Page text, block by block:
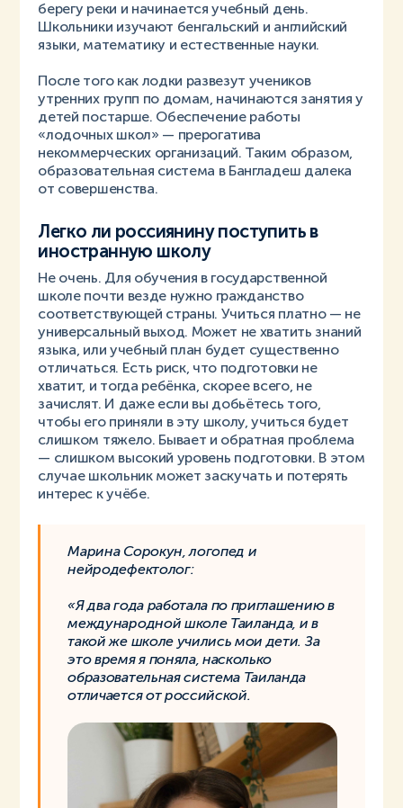
берегу реки и начинается учебный день.
Школьники изучают бенгальский и английский
языки, математику и естественные науки.
После того как лодки развезут учеников
утренних групп по домам, начинаются занятия у
детей постарше. Обеспечение работы
«лодочных школ» — прерогатива
некоммерческих организаций. Таким образом,
образовательная система в Бангладеш далека
от совершенства.
Легко ли россиянину поступить в
иностранную школу
Не очень. Для обучения в государственной
школе почти везде нужно гражданство
соответствующей страны. Учиться платно — не
универсальный выход. Может не хватить знаний
языка, или учебный план будет существенно
отличаться. Есть риск, что подготовки не
хватит, и тогда ребёнка, скорее всего, не
зачислят. И даже если вы добьётесь того,
чтобы его приняли в эту школу, учиться будет
слишком тяжело. Бывает и обратная проблема
— слишком высокий уровень подготовки. В этом
случае школьник может заскучать и потерять
интерес к учёбе.
Марина Сорокун, логопед и
нейродефектолог:
«Я два года работала по приглашению в
международной школе Таиланда, и в
такой же школе учились мои дети. За
это время я поняла, насколько
образовательная система Таиланда
отличается от российской.